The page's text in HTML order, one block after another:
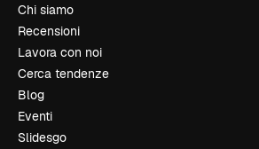
Chi siamo
Recensioni
Lavora con noi
Cerca tendenze
Blog
Eventi
Slidesgo